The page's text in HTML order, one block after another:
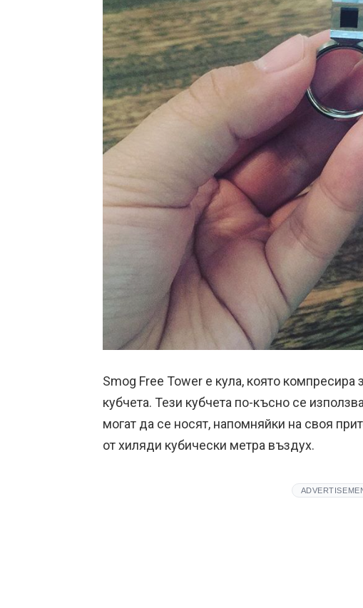
Smog Free Tower е кула, която
кубчета. Тези кубчета по-късно се
могат да се носят, напомняйки на своя
от хиляди кубически метра въздух.